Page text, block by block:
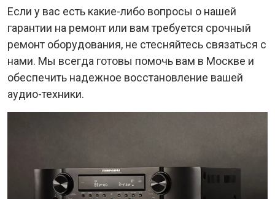
Если у вас есть какие-либо вопросы о нашей
гарантии на ремонт или вам требуется срочный
ремонт оборудования, не стесняйтесь связаться с
нами. Мы всегда готовы помочь вам в Москве и
обеспечить надежное восстановление вашей
аудио-техники.